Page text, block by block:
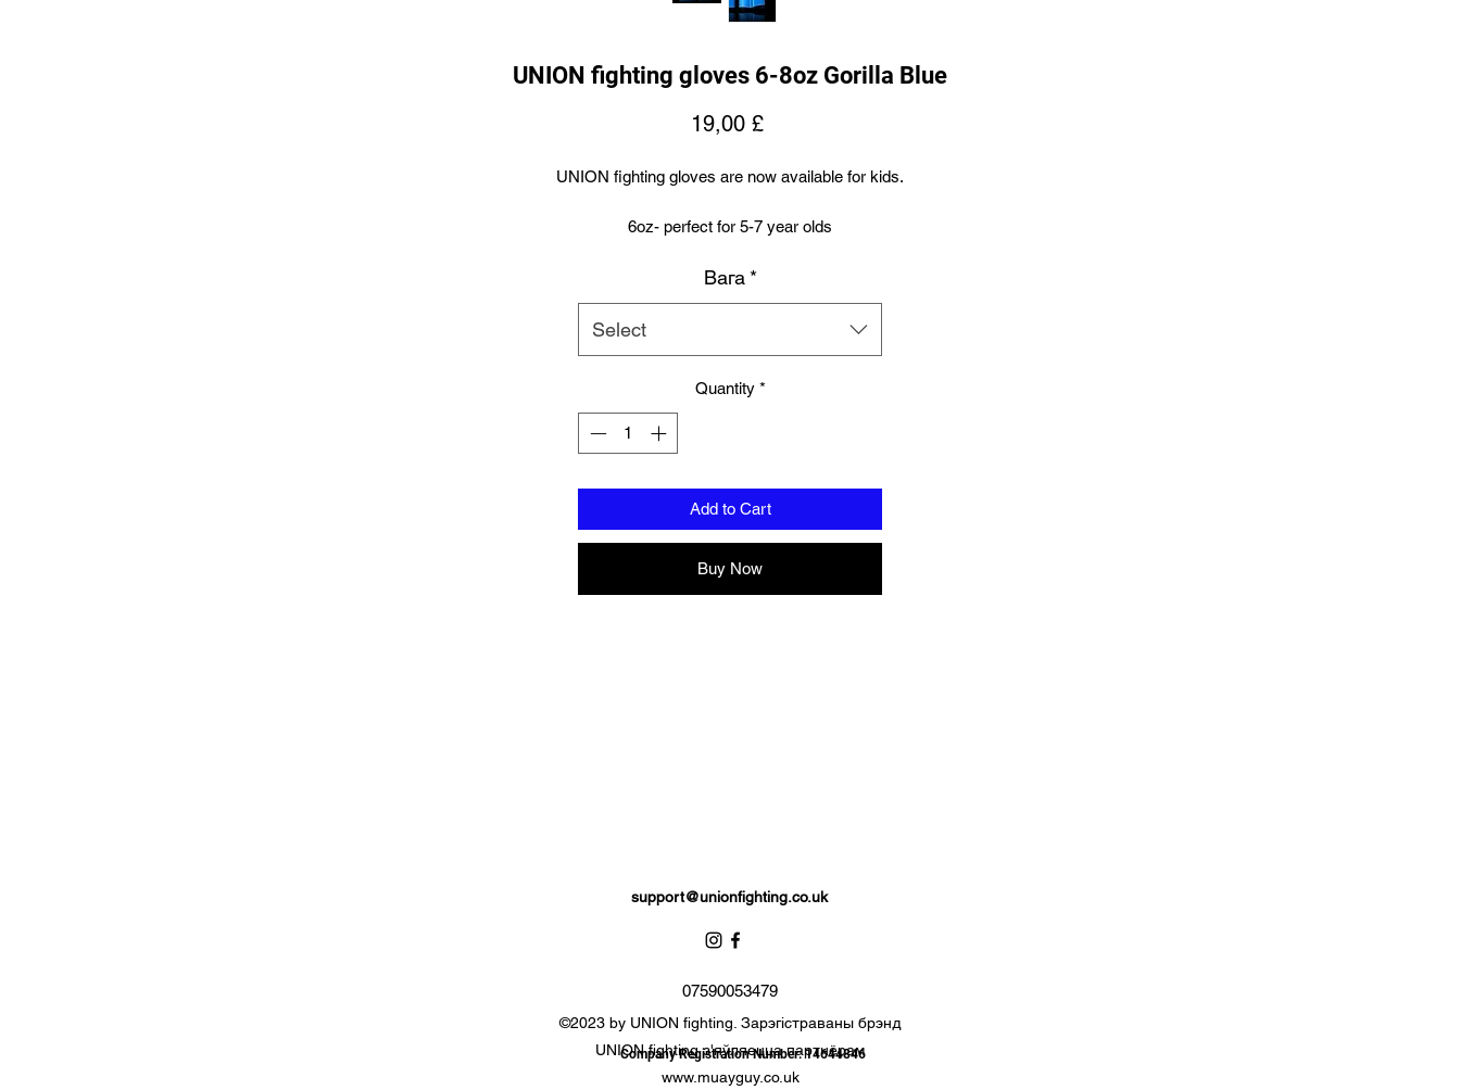
UNION fighting gloves 6-8oz Gorilla Blue
19,00 £Price
UNION fighting gloves are now available for kids.
6oz- perfect for 5-7 year olds
8oz perfect for young teens or starter size for women.
Suitable for training and sparring
Synthetic leather
Woven Branding to
Palm, wrist and finger tips.
Вага *
Select
Quantity *
Add to Cart
Buy Now
support@unionfighting.co.uk
07590053479
©2023 by UNION fighting. Зарэгістраваны брэнд
UNION fighting з'яўляецца партнёрам
www.muayguy.co.uk
Company Registration Number: 14644846